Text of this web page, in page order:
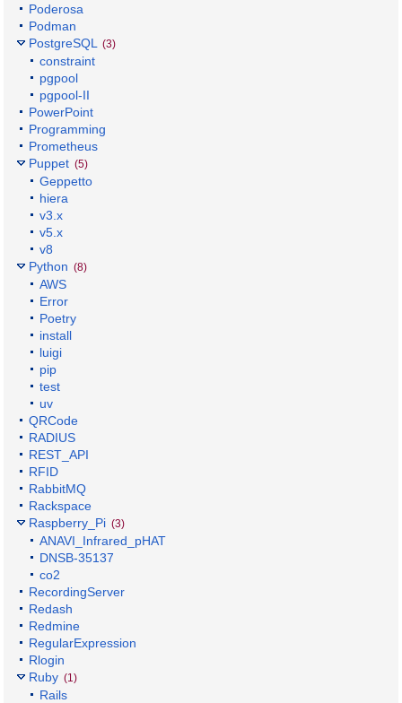
Poderosa
Podman
PostgreSQL
(3)
constraint
pgpool
pgpool-II
PowerPoint
Programming
Prometheus
Puppet (5)
Geppetto
hiera
v3.x
v5.x
v8
Python (8)
AWS
Error
Poetry
install
luigi
pip
test
uv
QRCode
RADIUS
REST_API
RFID
RabbitMQ
Rackspace
Raspberry_Pi (3)
ANAVI_Infrared_pHAT
DNSB-35137
co2
RecordingServer
Redash
Redmine
RegularExpression
Rlogin
Ruby (1)
Rails